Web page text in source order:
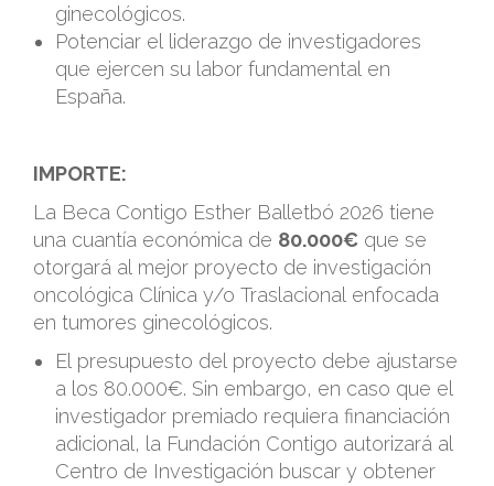
ginecológicos.
Potenciar el liderazgo de investigadores
que ejercen su labor fundamental en
España.
IMPORTE:
La Beca Contigo Esther Balletbó 2026 tiene
una cuantía económica de 80.000€ que se
otorgará al mejor proyecto de investigación
oncológica Clínica y/o Traslacional enfocada
en tumores ginecológicos.
El presupuesto del proyecto debe ajustarse
a los 80.000€. Sin embargo, en caso que el
investigador premiado requiera financiación
adicional, la Fundación Contigo autorizará al
Centro de Investigación buscar y obtener